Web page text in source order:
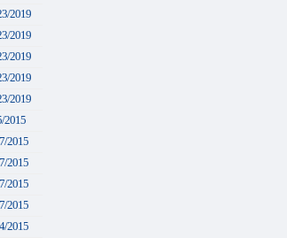
2019
2019
2019
2019
2019
2015
2015
2015
2015
2015
2015